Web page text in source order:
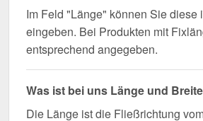
Im Feld "Länge" können Sie diese
eingeben. Bei Produkten mit
entsprechend angegeben.
Was ist bei uns Länge und
Die Länge ist die Fließrichtung